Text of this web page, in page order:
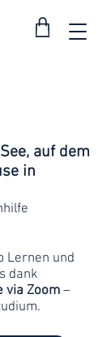
auf dem
in
Lernen und
dank
via Zoom–